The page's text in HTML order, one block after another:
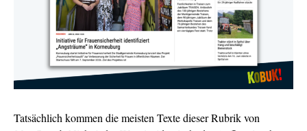
Tatsächlich kommen die meisten Texte dieser Rubrik von